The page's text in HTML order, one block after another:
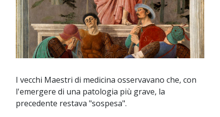
I vecchi Maestri di medicina osservavano che, con
l'emergere di una patologia più grave, la
precedente restava "sospesa".